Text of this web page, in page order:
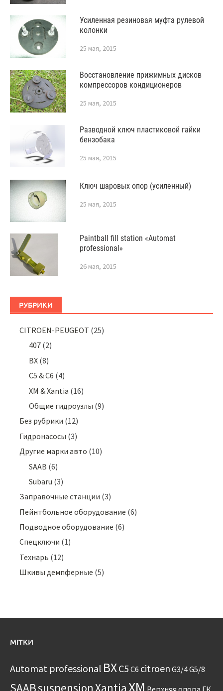
Усиленная резиновая муфта рулевой
колонки
25 мая, 2015
Восстановление прижимных дисков
компрессоров кондиционеров
25 мая, 2015
Разводной ключ пластиковой гайки
бензобака
25 мая, 2015
Ключ шаровых опор (усиленный)
25 мая, 2015
Paintball fill station «Automat
professional»
26 мая, 2015
РУБРИКИ
CITROEN-PEUGEOT (25)
407 (2)
BX (8)
C5 & C6 (4)
XM & Xantia (16)
Общие гидроузлы (9)
Без рубрики (12)
Гидронасосы (3)
Другие марки авто (10)
SAAB (6)
Subaru (3)
Заправочные станции (3)
Пейнтбольное оборудование (6)
Подводное оборудование (6)
Спецключи (1)
Технарь (12)
Шкивы демпферные (5)
МІТКИ
Automat professional BXC5 C6 citroen G3/4G5/8
SAABsuspensionXantiaXM